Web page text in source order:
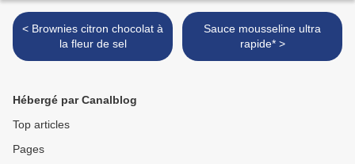
< Brownies citron chocolat à
la fleur de sel
Sauce mousseline ultra
rapide* >
Hébergé par Canalblog
Top articles
Pages